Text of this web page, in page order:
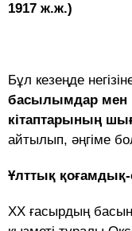
1917 ж.ж.)
Бұл кезеңде
басылымдар мен
кітаптарының
айтылып, әңгіме
Ұлттық
XX ғасырдың